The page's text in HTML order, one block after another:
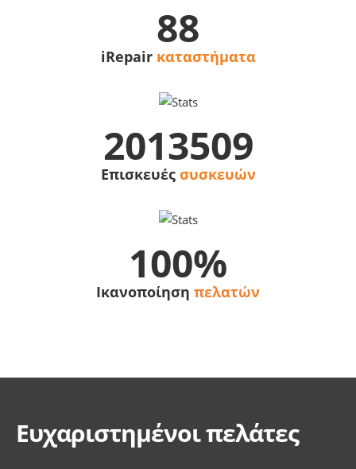
88
iRepair καταστήματα
2013509
Επισκευές συσκευών
100%
Ικανοποίηση πελατών
Ευχαριστημένοι πελάτες